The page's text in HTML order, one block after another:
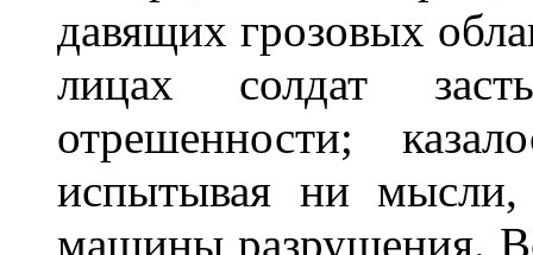
давящих грозовых
лицах солдат
отрешенности;
испытывая ни
машины разрушения.